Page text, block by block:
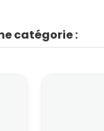
catégorie :